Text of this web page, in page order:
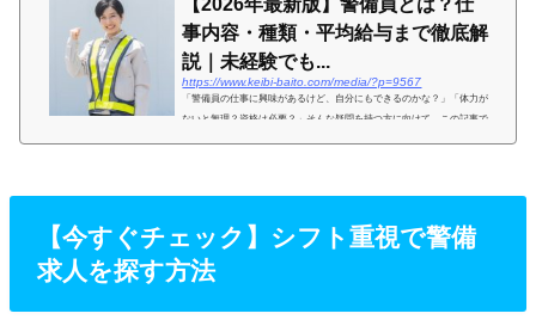
事内容・種類・平均給与まで徹底解
説｜未経験でも...
https://www.keibi-baito.com/media/?p=9567
「警備員の仕事に興味があるけど、自分にもできるのかな？」「体力が
ないと無理？資格は必要？」そんな疑問を持つ方に向けて、この記事で
た場所の「安全」を日々支えているのが、まさに警備...
【今すぐチェック】シフト重視で警備
求人を探す方法